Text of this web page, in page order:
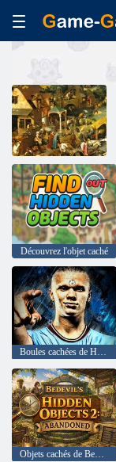
Découvrez l'objet caché
Boules cachées de Haaland
Objets cachés de Bedevil 2 - Abandonné